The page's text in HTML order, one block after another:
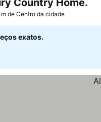
Country Home.
de Centro da cidade
exatos.